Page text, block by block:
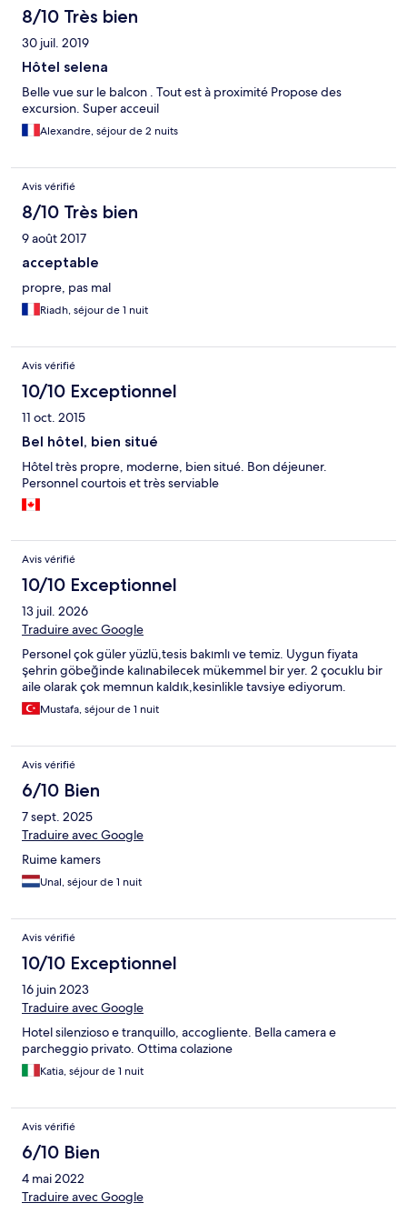
8/10 Très bien
30 juil. 2019
Hôtel selena
Belle vue sur le balcon . Tout est à proximité Propose des
excursion. Super acceuil
Alexandre, séjour de 2 nuits
Avis vérifié
8/10 Très bien
9 août 2017
acceptable
propre, pas mal
Riadh, séjour de 1 nuit
Avis vérifié
10/10 Exceptionnel
11 oct. 2015
Bel hôtel, bien situé
Hôtel très propre, moderne, bien situé. Bon déjeuner.
Personnel courtois et très serviable
Avis vérifié
10/10 Exceptionnel
13 juil. 2026
Traduire avec Google
Personel çok güler yüzlü,tesis bakımlı ve temiz. Uygun fiyata
şehrin göbeğinde kalınabilecek mükemmel bir yer. 2 çocuklu bir
aile olarak çok memnun kaldık,kesinlikle tavsiye ediyorum.
Mustafa, séjour de 1 nuit
Avis vérifié
6/10 Bien
7 sept. 2025
Traduire avec Google
Ruime kamers
Unal, séjour de 1 nuit
Avis vérifié
10/10 Exceptionnel
16 juin 2023
Traduire avec Google
Hotel silenzioso e tranquillo, accogliente. Bella camera e
parcheggio privato. Ottima colazione
Katia, séjour de 1 nuit
Avis vérifié
6/10 Bien
4 mai 2022
Traduire avec Google